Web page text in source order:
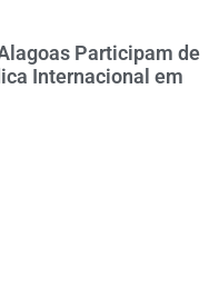
Participam de
Internacional em